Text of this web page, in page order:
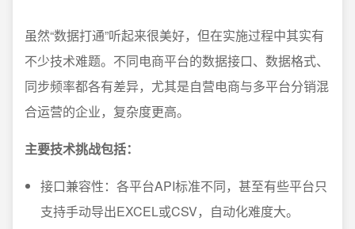
虽然“数据打通”听起来很美好，但在实施过程中其实有
不少技术难题。不同电商平台的数据接口、数据格式、
同步频率都各有差异，尤其是自营电商与多平台分销混
合运营的企业，复杂度更高。
主要技术挑战包括：
接口兼容性：各平台API标准不同，甚至有些平台只
支持手动导出EXCEL或CSV，自动化难度大。